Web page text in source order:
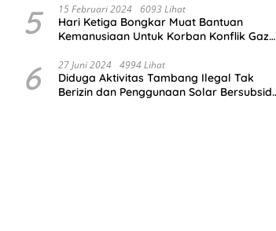
5 15 Februari 2024 6093 Lihat
Hari Ketiga Bongkar Muat Bantuan
Kemanusiaan Untuk Korban Konflik Gaza
6 27 Juni 2024 4994 Lihat
Diduga Aktivitas Tambang Ilegal Tak
Berizin dan Penggunaan Solar Bersubsidi